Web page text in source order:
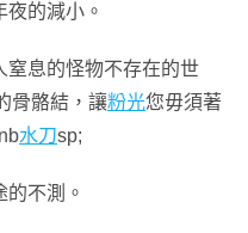
的減小。
窒息的怪物不存在的世
骨骼結，讓粉光您毋須著
水刀sp;
不測。